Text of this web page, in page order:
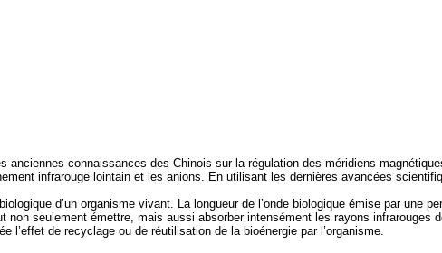
anciennes connaissances des Chinois sur la régulation des méridiens
infrarouge lointain et les anions. En utilisant les dernières avancées
d’un organisme vivant. La longueur de l’onde biologique émise par une
non seulement émettre, mais aussi absorber intensément les rayons
de recyclage ou de réutilisation de la bioénergie par l’organisme.